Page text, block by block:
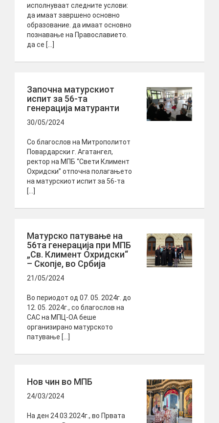
исполнуваат следните услови:
да имаат завршено основно
образование. да имаат основно
познавање на Православието.
да се […]
Започна матурскиот
испит за 56-та
генерација матуранти
30/05/2024
Со благослов на Митрополитот
Повардарски г. Агатангел,
ректор на МПБ “Свети Климент
Охридски” отпочна полагањето
на матурскиот испит за 56-та
[…]
Матурско патување на
56та генерација при МПБ
„Св. Климент Охридски“
– Скопје, во Србија
21/05/2024
Во периодот од 07. 05. 2024г. до
12. 05. 2024г., со благослов на
САС на МПЦ-ОА беше
организирано матурското
патување […]
Нов чин во МПБ
24/03/2024
На ден 24.03.2024г., во Првата